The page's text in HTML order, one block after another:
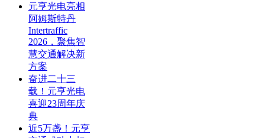
元亨光电亮相
阿姆斯特丹
Intertraffic
2026，聚焦智
慧交通解决新
方案
奋进二十三
载！元亨光电
喜迎23周年庆
典
近5万盏！元亨